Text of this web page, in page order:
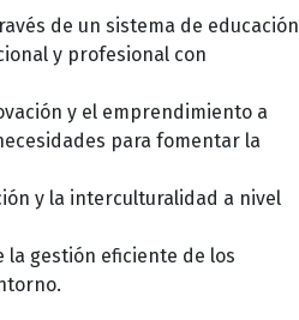
de un sistema de educación
y profesional con
y el emprendimiento a
para fomentar la
y la interculturalidad a nivel
la gestión eficiente de los